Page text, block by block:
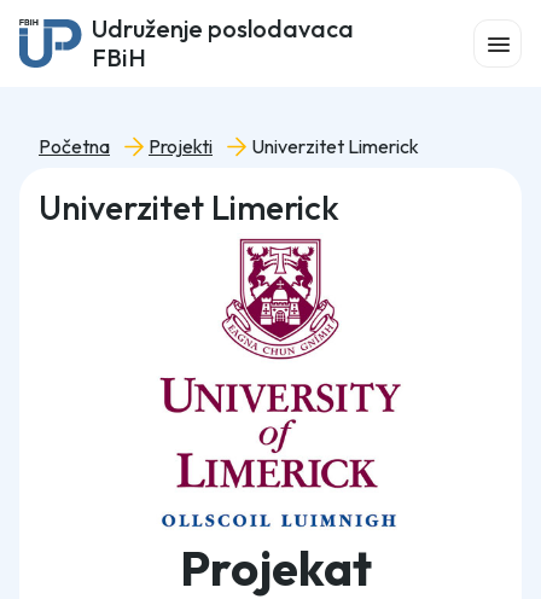
Udruženje poslodavaca
FBiH
Početna Projekti Univerzitet Limerick
Univerzitet Limerick
Projekat